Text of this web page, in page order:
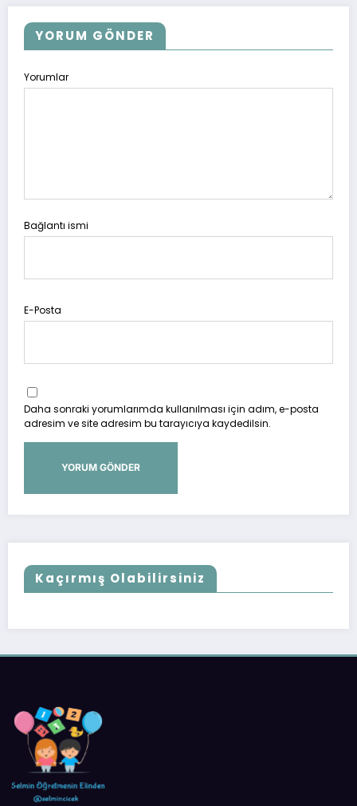
YORUM GÖNDER
Yorumlar
Bağlantı ismi
E-Posta
Daha sonraki yorumlarımda kullanılması için adım, e-posta
adresim ve site adresim bu tarayıcıya kaydedilsin.
Kaçırmış Olabilirsiniz